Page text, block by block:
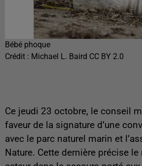
Bébé phoque
Crédit : Michael L. Baird CC BY 2.0
Ce jeudi 23 octobre, le conseil
faveur de la signature d’une
avec le parc naturel marin et
Nature. Cette dernière précise